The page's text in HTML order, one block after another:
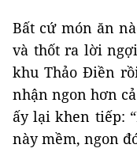
Bất cứ món ăn
và thốt ra lời
khu Thảo Điền
nhận ngon hơn
ấy lại khen tiếp:
này mềm, ngon